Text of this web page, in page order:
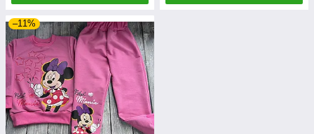
–11%